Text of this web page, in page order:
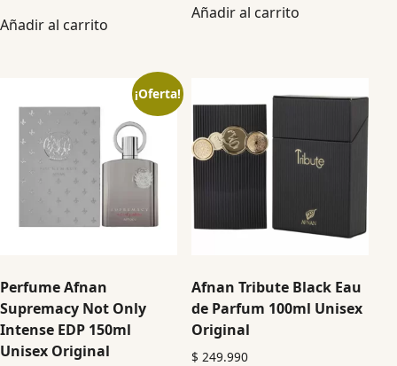
Añadir al carrito
Añadir al carrito
¡Oferta!
Perfume Afnan
Supremacy Not Only
Intense EDP 150ml
Unisex Original
Afnan Tribute Black Eau
de Parfum 100ml Unisex
Original
$ 249.990